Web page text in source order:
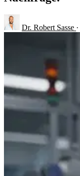
Dr. Robert Sasse ·